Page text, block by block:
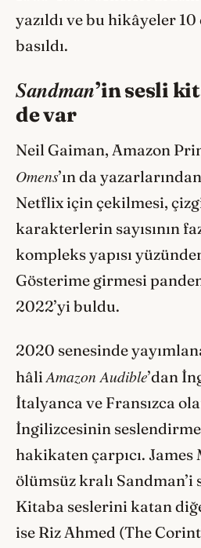
yazıldı ve bu hikâyeler
basıldı.
Sandman’in sesli
de var
Neil Gaiman, Amazon
Omens’ın da
Netflix için çekilmesi,
karakterlerin sayısının
kompleks yapısı
Gösterime girmesi
2022’yi buldu.
2020 senesinde
hâliAmazon Audible’dan
İtalyanca ve Fransızca
İngilizcesinin
hakikaten çarpıcı.
ölümsüz kralı
Kitaba seslerini katan
ise Riz Ahmed (The